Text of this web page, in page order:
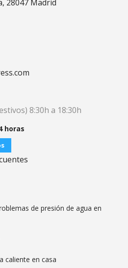
28047 Madrid
8:30h a 18:30h
horas
de presión de agua en
caliente en casa